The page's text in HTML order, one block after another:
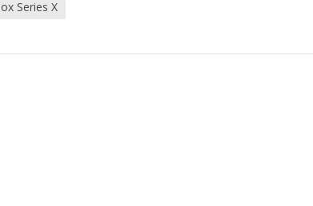
Series X